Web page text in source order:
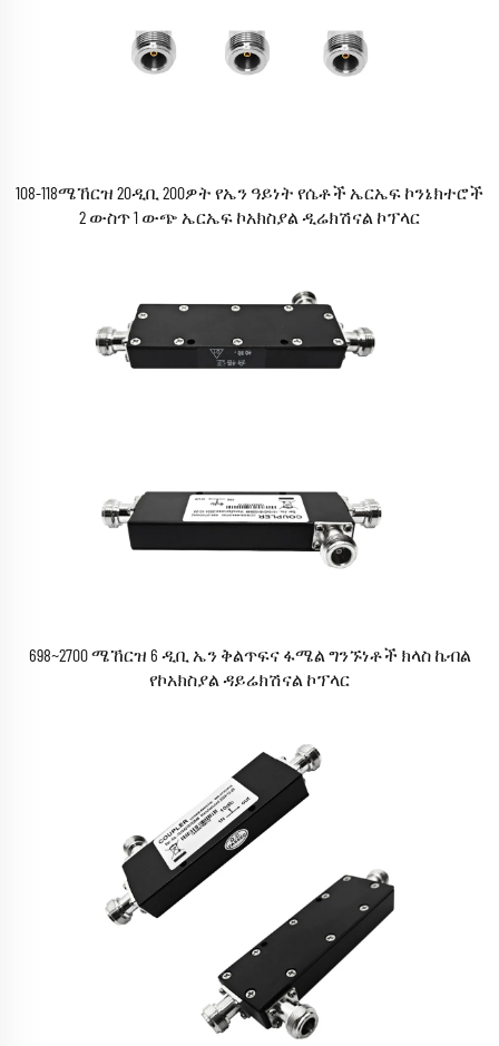
108-118ሜኸርዝ 20ዲቢ 200ዎት የኤን ዓይነት የሴቶች ኤርኤፍ ኮንኔክተሮች
2 ውስጥ 1 ውጭ ኤርኤፍ ኮአክስያል ዲሬክሽናል ኮፕላር
698~2700 ሜኸርዝ 6 ዲቢ ኤን ቅልጥፍና ፋሜል ግንኙነቶች ክላስ ኬብል
የኮአክስያል ዳይሬክሽናል ኮፕላር